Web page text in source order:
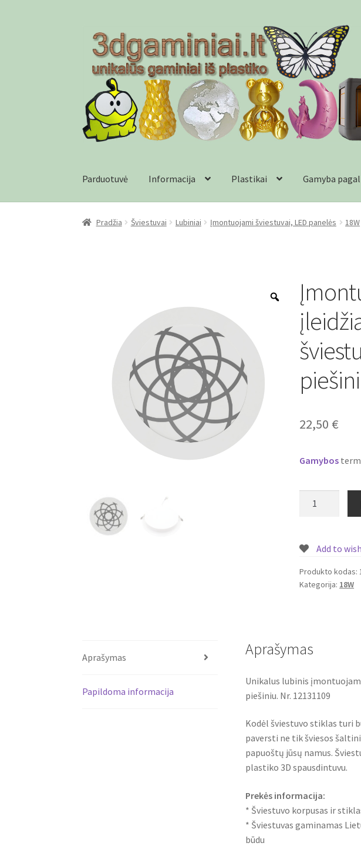
Pereiti
meniu
Pereiti
turinio
Parduotuvė Informacija Plastikai Gamyba
PradžiaCheckout Gamyba pagal užsakymą Informacija Kontaktai
Pradžia Šviestuvai Lubiniai Įmontuojami šviestuvai, LED panelės 18W
22,50 €
Gamybos
LED
šviestuvas/
su
12131109
Add to
Produkto kodas:
Kategorija: 18W
Aprašymas
Papildoma informacija
Aprašymas
Unikalus lubinis
piešiniu. Nr. 12131109
Kodėl šviestuvo stiklas turi
paversti ne tik šviesos
papuoštų jūsų namus.
plastiko 3D spausdintuvu.
Prekės informacija:
* Šviestuvo korpusas ir
* Šviestuvas gaminamas
būdu